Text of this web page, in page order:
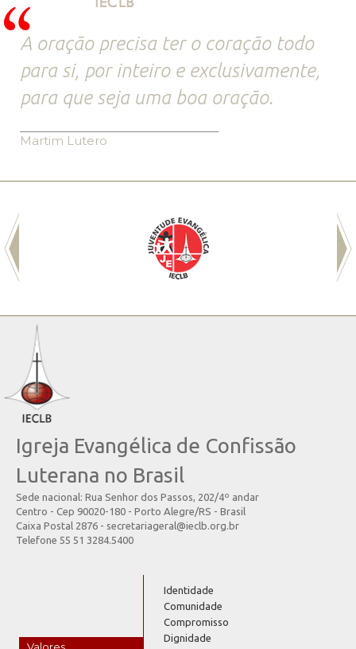
A oração precisa ter o coração todo
para si, por inteiro e exclusivamente,
para que seja uma boa oração.
Martim Lutero
Igreja Evangélica de Confissão
Luterana no Brasil
Sede nacional: Rua Senhor dos Passos, 202/4º andar
Centro - Cep 90020-180 - Porto Alegre/RS - Brasil
Caixa Postal 2876 - secretariageral@ieclb.org.br
Telefone 55 51 3284.5400
Identidade
Comunidade
Compromisso
Dignidade